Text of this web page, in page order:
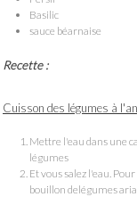
Basilic
sauce béarnaise
Recette :
Cuisson des légumes à
Mettre l'eau dans une
légumes
Et vous salez l'eau.
bouillon delégumes